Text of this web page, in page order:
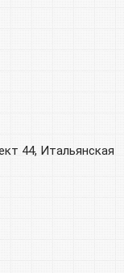
44, Итальянская